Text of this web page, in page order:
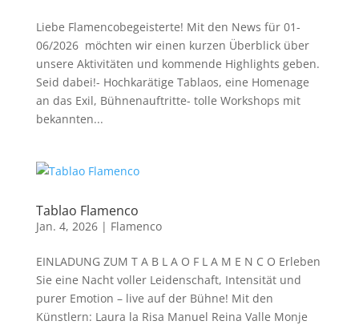
Liebe Flamencobegeisterte! Mit den News für 01-
06/2026 möchten wir einen kurzen Überblick über
unsere Aktivitäten und kommende Highlights geben.
Seid dabei!- Hochkarätige Tablaos, eine Homenage
an das Exil, Bühnenauftritte- tolle Workshops mit
bekannten...
Tablao Flamenco
Jan. 4, 2026| Flamenco
EINLADUNG ZUM T A B L A O F L A M E N C O Erleben
Sie eine Nacht voller Leidenschaft, Intensität und
purer Emotion – live auf der Bühne! Mit den
Künstlern: Laura la Risa Manuel Reina Valle Monje